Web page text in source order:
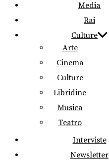
Media
Rai
Culture
Arte
Cinema
Culture
Libridine
Musica
Teatro
Interviste
Newsletter